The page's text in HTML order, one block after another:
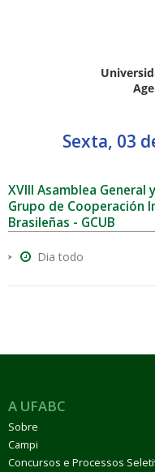
Sexta, 03
XVIII Asamblea General
Grupo de Cooperación
Brasileñas - GCUB
Dia todo
A UFABC
Sobre
Campi
Concursos e Processos